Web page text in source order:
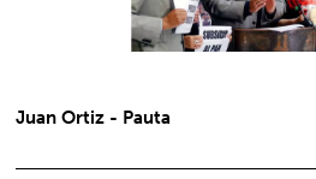
Juan Ortiz - Pauta